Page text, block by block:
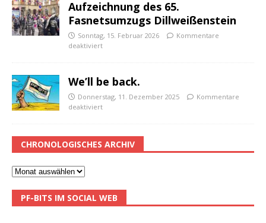
Aufzeichnung des 65.
Fasnetsumzugs Dillweißenstein
Sonntag, 15. Februar 2026
Kommentare
deaktiviert
We’ll be back.
Donnerstag, 11. Dezember 2025
Kommentare
deaktiviert
CHRONOLOGISCHES ARCHIV
PF-BITS IM SOCIAL WEB